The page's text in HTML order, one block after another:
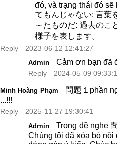
đó, và trạng thái đó sẽ
てもんじゃない: 言葉
～たものだ: 過去のこ
様子を表します。
Reply 2023-06-12 12:41:27
Admin Cảm ơn bạn đã
Reply 2024-05-09
Minh Hoàng Phạm
問題１phần
...!!!
Reply 2025-11-27 19:30:41
Admin Trong đề nghe
Chúng tôi đã xóa bỏ